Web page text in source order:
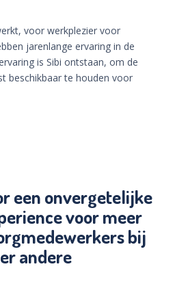
voor werkplezier voor
jarenlange ervaring in de
is Sibi ontstaan, om de
beschikbaar te houden voor
een onvergetelijke
voor meer
bij
andere